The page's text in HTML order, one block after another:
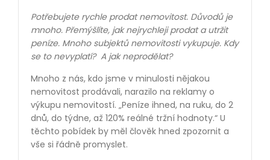
Potřebujete rychle prodat nemovitost. Důvodů je
mnoho. Přemýšlíte, jak nejrychleji prodat a utržit
peníze. Mnoho subjektů nemovitosti vykupuje. Kdy
se to nevyplatí? A jak neprodělat?
Mnoho z nás, kdo jsme v minulosti nějakou
nemovitost prodávali, narazilo na reklamy o
výkupu nemovitostí. „Peníze ihned, na ruku, do 2
dnů, do týdne, až 120% reálné tržní hodnoty.“ U
těchto pobídek by měl člověk hned zpozornit a
vše si řádně promyslet.